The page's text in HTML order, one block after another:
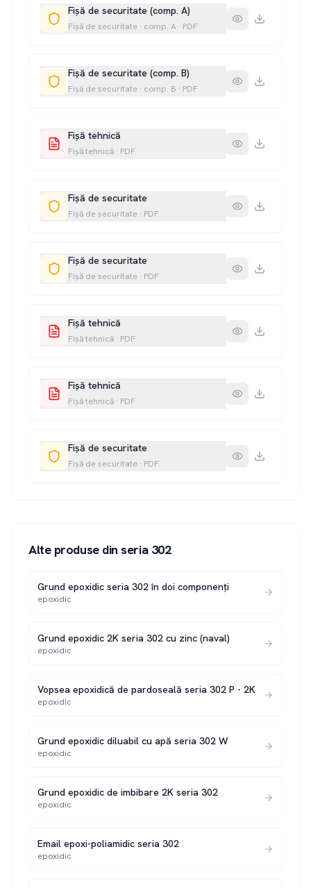
Fișă de securitate (comp. A)
Fișă de securitate · comp. A · PDF
Fișă de securitate (comp. B)
Fișă de securitate · comp. B · PDF
Fișă tehnică
Fișă tehnică · PDF
Fișă de securitate
Fișă de securitate · PDF
Fișă de securitate
Fișă de securitate · PDF
Fișă tehnică
Fișă tehnică · PDF
Fișă tehnică
Fișă tehnică · PDF
Fișă de securitate
Fișă de securitate · PDF
Alte produse din seria 302
Grund epoxidic seria 302 în doi componenți
epoxidic
Grund epoxidic 2K seria 302 cu zinc (naval)
epoxidic
Vopsea epoxidică de pardoseală seria 302 P - 2K
epoxidic
Grund epoxidic diluabil cu apă seria 302 W
epoxidic
Grund epoxidic de imbibare 2K seria 302
epoxidic
Email epoxi-poliamidic seria 302
epoxidic